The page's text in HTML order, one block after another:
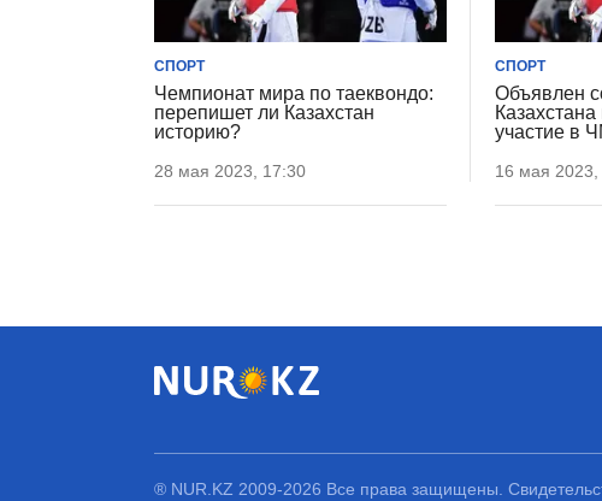
СПОРТ
Чемпионат мира по таеквондо:
перепишет ли Казахстан
историю?
28 мая 2023, 17:30
СПОРТ
Объявлен
участие в
16 мая 2023,
® NUR.KZ 2009-2026 Все права защищены.